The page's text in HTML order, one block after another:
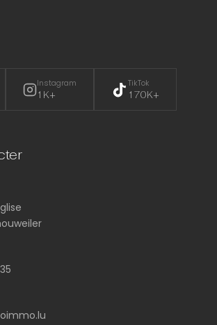
Instagram
1K+
TikTok
170K+